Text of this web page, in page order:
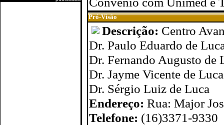
Pró-Visão
Descrição: Centro
Dr. Paulo Eduardo de
Dr. Fernando Augusto de
Dr. Jayme Vicente de Luca
Dr. Sérgio Luiz de Luca
Endereço: Rua: Major
Telefone: (16)3371-9330